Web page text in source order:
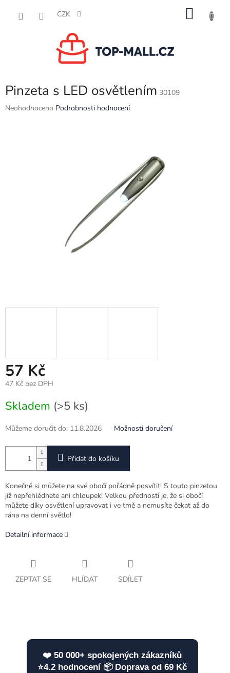
CZK
Pinzeta s LED osvětlením 30109
Průměrné
Neohodnoceno Podrobnosti hodnocení
57 Kč
47 Kč bez DPH
cena:
Skladem (>5 ks)
Můžeme doručit do: 11.8.2026 Možnosti doručení
Přidat do košíku
Konečně si můžete na své obočí pořádně posvítit! S touto pinzetou
již nepřehlédnete ani chloupek! Velkou předností je, že si obočí
můžete díky osvětlení upravovat i ve tmě a nemusíte čekat až do
rána na denní světlo!
Detailní informace
ZEPTAT SE HLÍDAT SDÍLET
❤️ 50 000+ spokojených zákazníků
⭐4.2 hodnocení 📦 Doprava od 69 Kč